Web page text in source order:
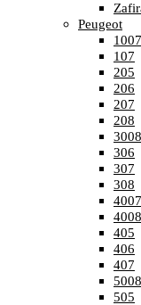
Peugeot
1007
107
205
206
207
208
3008
306
307
308
4007
4008
405
406
407
5008
505